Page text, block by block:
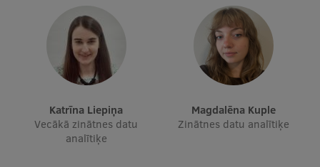
Katrīna Liepiņa
Vecākā zinātnes datu
analītiķe
Magdalēna Kuple
Zinātnes datu analītiķe